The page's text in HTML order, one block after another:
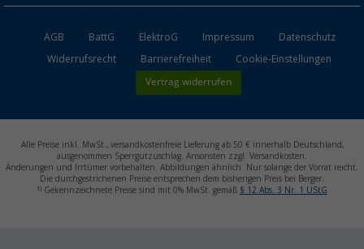
AGB BattG ElektroG Impressum
Datenschutz
Widerrufsrecht
Barrierefreiheit Cookie-Einstellungen
Vertrag widerrufen
Alle Preise inkl. MwSt., versandkostenfreie Lieferung ab 50 € innerhalb Deutschland,
ausgenommen Sperrgutzuschlag. Ansonsten zzgl. Versandkosten.
Änderungen und Irrtümer vorbehalten. Abbildungen ähnlich. Nur solange der Vorrat reicht.
Die durchgestrichenen Preise entsprechen dem bisherigen Preis bei Berger.
1) Gekennzeichnete Preise sind mit 0% MwSt. gemäß § 12 Abs. 3 Nr. 1 UStG